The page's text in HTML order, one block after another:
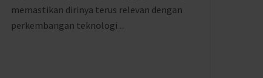
memastikan dirinya terus relevan dengan
perkembangan teknologi ...